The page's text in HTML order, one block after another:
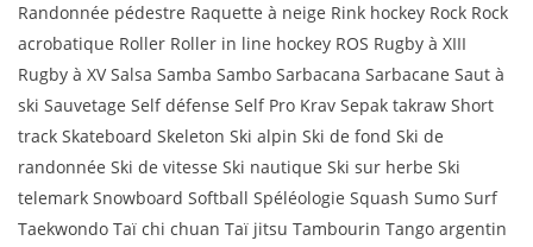
Randonnée pédestre Raquette à neige Rink hockey Rock Rock
acrobatique Roller Roller in line hockey ROS Rugby à XIII
Rugby à XV Salsa Samba Sambo Sarbacana Sarbacane Saut à
ski Sauvetage Self défense Self Pro Krav Sepak takraw Short
track Skateboard Skeleton Ski alpin Ski de fond Ski de
randonnée Ski de vitesse Ski nautique Ski sur herbe Ski
telemark Snowboard Softball Spéléologie Squash Sumo Surf
Taekwondo Taï chi chuan Taï jitsu Tambourin Tango argentin